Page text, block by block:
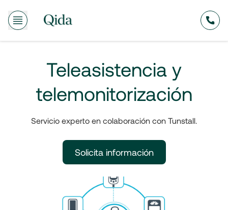
Teleasistencia y
telemonitorización
Servicio experto en colaboración con Tunstall.
Solicita información